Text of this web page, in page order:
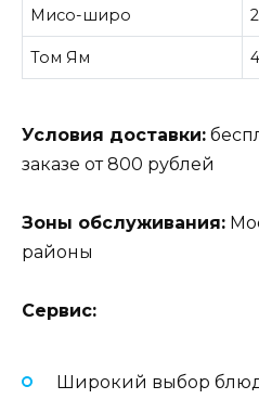
Мисо-широ
Том Ям
Условия доставки:
заказе от 800 рублей
Зоны обслуживания:
районы
Сервис:
Широкий выбор